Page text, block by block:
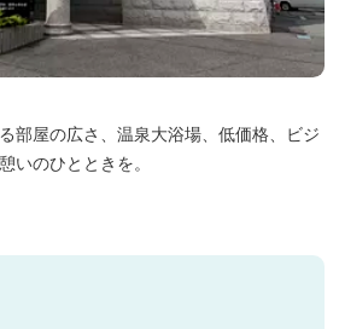
部屋の広さ、温泉大浴場、低価格、ビジ
いのひとときを。